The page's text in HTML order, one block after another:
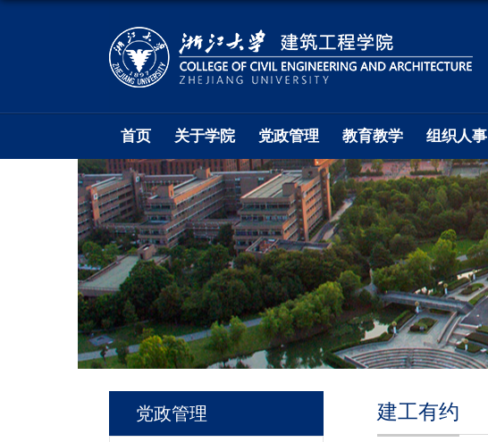
首页 关于学院 党政管理 教育教学 组织人事
党政管理 建工有约